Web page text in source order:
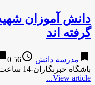
دانش آموزان
گرفته اند
bookmark مدرسه دانش access_time
56 years ago
0
باشگاه خبرنگاران-14 ساعت پیش اس ام اس اس ام اس جدید
View article...